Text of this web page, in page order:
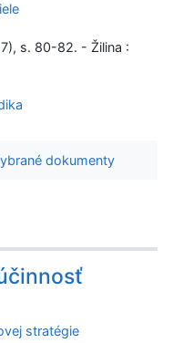
s. 80-82. - Žilina :
dokumenty
stratégie